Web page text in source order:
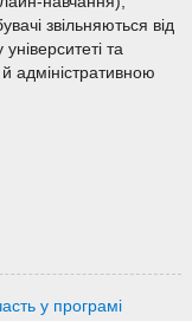
звільняються від
та
адміністративною
у програмі